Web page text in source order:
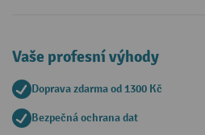
Vaše profesní výhody
Doprava zdarma od 1300 Kč
Bezpečná ochrana dat